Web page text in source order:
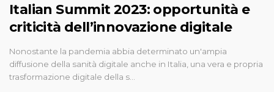
Italian Summit 2023: opportunità e
criticità dell’innovazione digitale
Nonostante la pandemia abbia determinato un'ampia
diffusione della sanità digitale anche in Italia, una vera e propria
trasformazione digitale della s…